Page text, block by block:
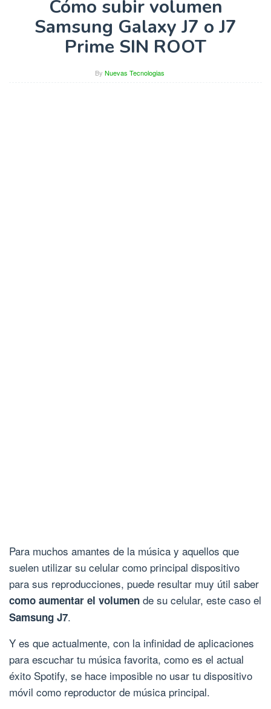
Cómo subir volumen
Samsung Galaxy J7 o J7
Prime SIN ROOT
By Nuevas Tecnologias
Para muchos amantes de la música y aquellos que
suelen utilizar su celular como principal dispositivo
para sus reproducciones, puede resultar muy útil saber
como aumentar el volumen de su celular, este caso el
Samsung J7.
Y es que actualmente, con la infinidad de aplicaciones
para escuchar tu música favorita, como es el actual
éxito Spotify, se hace imposible no usar tu dispositivo
móvil como reproductor de música principal.